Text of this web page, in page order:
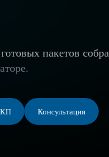
пакетов
КП Консультация